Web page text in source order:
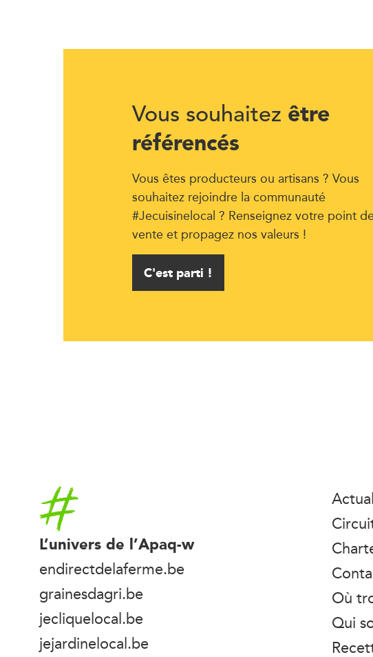
Vous souhaitez être
référencés
Vous êtes producteurs ou artisans ? Vous
souhaitez rejoindre la communauté
#Jecuisinelocal ? Renseignez votre point
vente et propagez nos valeurs !
C'est parti !
Accueil
L’univers de l’Apaq-w
endirectdelaferme.be
grainesdagri.be
jecliquelocal.be
jejardinelocal.be
Où
Qui